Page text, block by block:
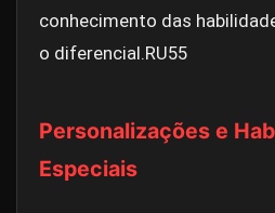
conhecimento das
o diferencial.RU55
Personalizações e
Especiais